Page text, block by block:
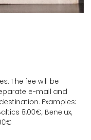
The fee will be
e-mail and
Examples:
8,00€; Benelux,